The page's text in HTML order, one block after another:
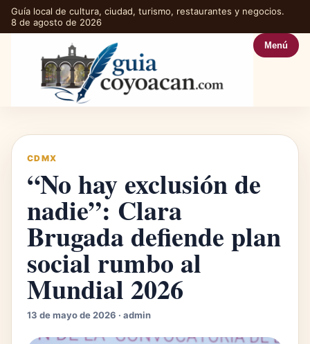
Guía local de cultura, ciudad, turismo, restaurantes y negocios.
8 de agosto de 2026
Menú
CDMX
“No hay exclusión de
nadie”: Clara
Brugada defiende plan
social rumbo al
Mundial 2026
13 de mayo de 2026 · admin